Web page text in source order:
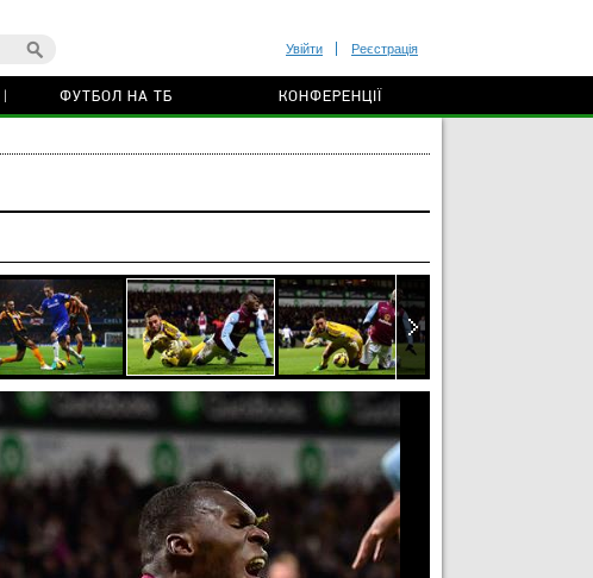
Увійти Реєстрація
ФУТБОЛ НА ТБ КОНФЕРЕНЦІЇ